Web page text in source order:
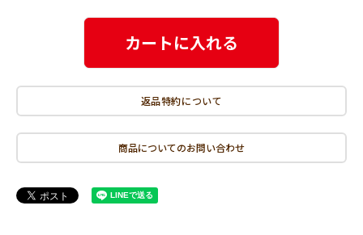
カートに入れる
返品特約について
商品についてのお問い合わせ